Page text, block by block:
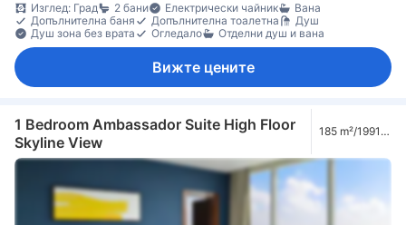
Изглед: Град
2 бани Електрически чайник
Вана
Допълнителна баня
Допълнителна тоалетна
Душ
Душ зона без врата
Огледало Отделни душ и вана
Вижте цените
1 Bedroom Ambassador Suite High Floor
Skyline View
185 m²/1991